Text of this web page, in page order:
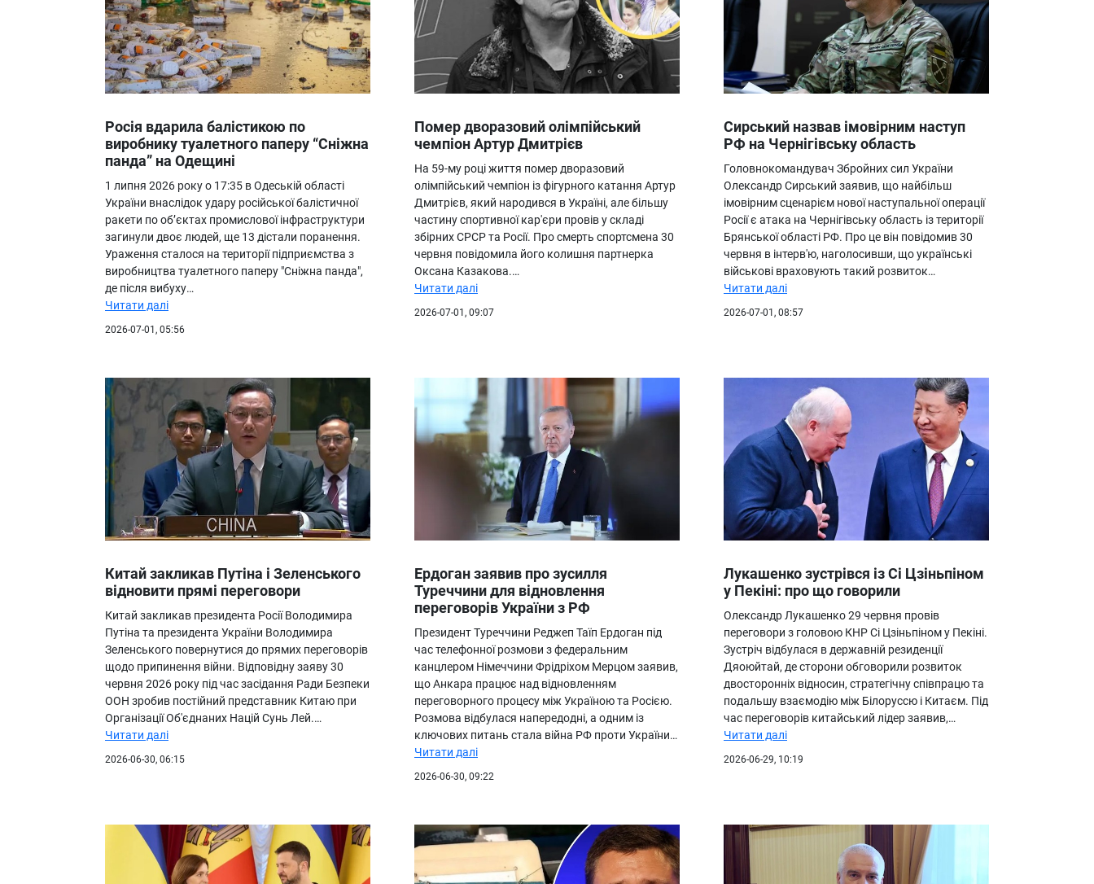
Росія вдарила балістикою по
виробнику туалетного паперу “Сніжна
панда” на Одещині
1 липня 2026 року о 17:35 в Одеській області
України внаслідок удару російської балістичної
ракети по об’єктах промислової інфраструктури
загинули двоє людей, ще 13 дістали поранення.
Ураження сталося на території підприємства з
виробництва туалетного паперу "Сніжна панда",
де після вибуху…
Читати далі
2026-07-01, 05:56
Помер дворазовий олімпійський
чемпіон Артур Дмитрієв
На 59-му році життя помер дворазовий
олімпійський чемпіон із фігурного катання Артур
Дмитрієв, який народився в Україні, але більшу
частину спортивної кар'єри провів у складі
збірних СРСР та Росії. Про смерть спортсмена 30
червня повідомила його колишня партнерка
Оксана Казакова.…
Читати далі
2026-07-01, 09:07
Сирський назвав імовірним наступ
РФ на Чернігівську область
Головнокомандувач Збройних сил України
Олександр Сирський заявив, що найбільш
імовірним сценарієм нової наступальної операції
Росії є атака на Чернігівську область із території
Брянської області РФ. Про це він повідомив 30
червня в інтерв'ю, наголосивши, що українські
військові враховують такий розвиток…
Читати далі
2026-07-01, 08:57
Китай закликав Путіна і Зеленського
відновити прямі переговори
Китай закликав президента Росії Володимира
Путіна та президента України Володимира
Зеленського повернутися до прямих переговорів
щодо припинення війни. Відповідну заяву 30
червня 2026 року під час засідання Ради Безпеки
ООН зробив постійний представник Китаю при
Організації Об'єднаних Націй Сунь Лей.…
Читати далі
2026-06-30, 06:15
Ердоган заявив про зусилля
Туреччини для відновлення
переговорів України з РФ
Президент Туреччини Реджеп Таїп Ердоган під
час телефонної розмови з федеральним
канцлером Німеччини Фрідріхом Мерцом заявив,
що Анкара працює над відновленням
переговорного процесу між Україною та Росією.
Розмова відбулася напередодні, а одним із
ключових питань стала війна РФ проти України…
Читати далі
2026-06-30, 09:22
Лукашенко зустрівся із Сі Цзіньпіном
у Пекіні: про що говорили
Олександр Лукашенко 29 червня провів
переговори з головою КНР Сі Цзіньпіном у Пекіні.
Зустріч відбулася в державній резиденції
Дяоюйтай, де сторони обговорили розвиток
двосторонніх відносин, стратегічну співпрацю та
подальшу взаємодію між Білоруссю і Китаєм. Під
час переговорів китайський лідер заявив,…
Читати далі
2026-06-29, 10:19